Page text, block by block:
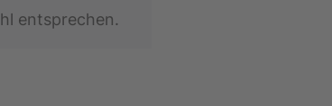
entsprechen.